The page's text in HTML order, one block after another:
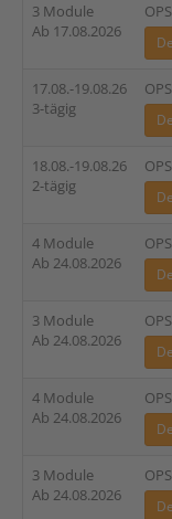
3 Module
Ab 17.08.2026
17.08.-19.08.26
3-tägig
18.08.-19.08.26
2-tägig
4 Module
Ab 24.08.2026
3 Module
Ab 24.08.2026
4 Module
Ab 24.08.2026
3 Module
Ab 24.08.2026